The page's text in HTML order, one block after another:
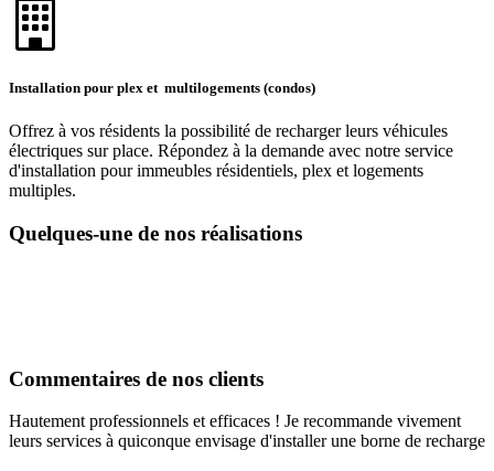
Installation pour plex et multilogements (condos)
Offrez à vos résidents la possibilité de recharger leurs véhicules
électriques sur place. Répondez à la demande avec notre service
d'installation pour immeubles résidentiels, plex et logements
multiples.
Quelques-une de nos réalisations
Commentaires de nos clients
Hautement professionnels et efficaces ! Je recommande vivement
leurs services à quiconque envisage d'installer une borne de recharge